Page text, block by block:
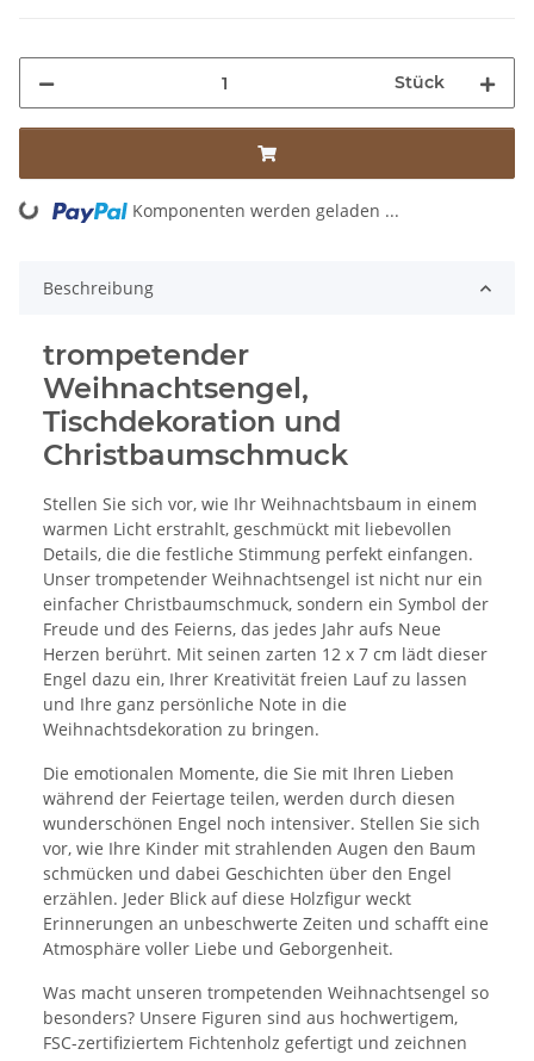
Stück
Loading... Komponenten werden geladen ...
Beschreibung
trompetender
Weihnachtsengel,
Tischdekoration und
Christbaumschmuck
Stellen Sie sich vor, wie Ihr Weihnachtsbaum in einem
warmen Licht erstrahlt, geschmückt mit liebevollen
Details, die die festliche Stimmung perfekt einfangen.
Unser trompetender Weihnachtsengel ist nicht nur ein
einfacher Christbaumschmuck, sondern ein Symbol der
Freude und des Feierns, das jedes Jahr aufs Neue
Herzen berührt. Mit seinen zarten 12 x 7 cm lädt dieser
Engel dazu ein, Ihrer Kreativität freien Lauf zu lassen
und Ihre ganz persönliche Note in die
Weihnachtsdekoration zu bringen.
Die emotionalen Momente, die Sie mit Ihren Lieben
während der Feiertage teilen, werden durch diesen
wunderschönen Engel noch intensiver. Stellen Sie sich
vor, wie Ihre Kinder mit strahlenden Augen den Baum
schmücken und dabei Geschichten über den Engel
erzählen. Jeder Blick auf diese Holzfigur weckt
Erinnerungen an unbeschwerte Zeiten und schafft eine
Atmosphäre voller Liebe und Geborgenheit.
Was macht unseren trompetenden Weihnachtsengel so
besonders? Unsere Figuren sind aus hochwertigem,
FSC-zertifiziertem Fichtenholz gefertigt und zeichnen